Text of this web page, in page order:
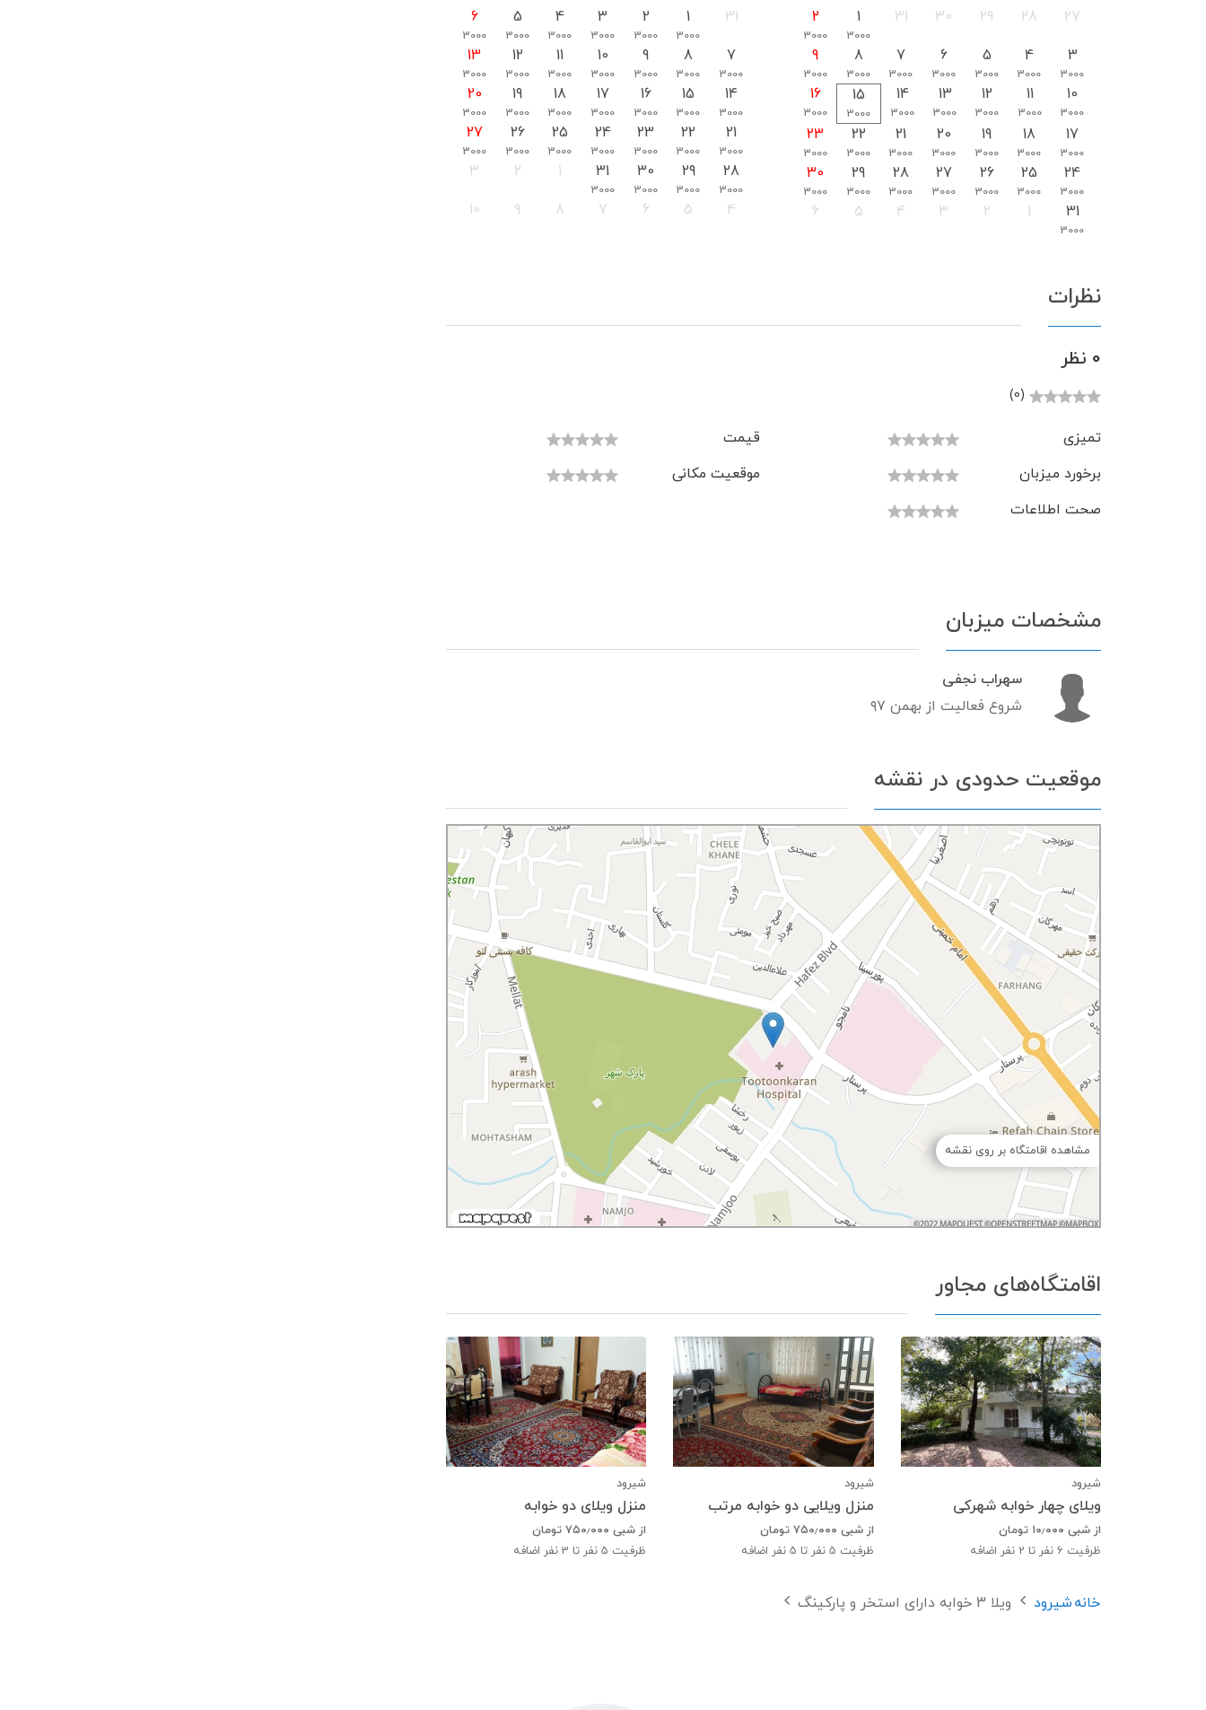
27
28
29
30
31
1
3000
2
3000
3
3000
4
3000
5
3000
6
3000
7
3000
8
3000
9
3000
10
3000
11
3000
12
3000
13
3000
14
3000
15
3000
16
3000
17
3000
18
3000
19
3000
20
3000
21
3000
22
3000
23
3000
24
3000
25
3000
26
3000
27
3000
28
3000
29
3000
30
3000
31
3000
1
2
3
4
5
6
31
1
3000
2
3000
3
3000
4
3000
5
3000
6
3000
7
3000
8
3000
9
3000
10
3000
11
3000
12
3000
13
3000
14
3000
15
3000
16
3000
17
3000
18
3000
19
3000
20
3000
21
3000
22
3000
23
3000
24
3000
25
3000
26
3000
27
3000
28
3000
29
3000
30
3000
31
3000
1
2
3
4
5
6
7
8
9
10
نظرات
0 نظر
(0)
تمیزی
برخورد میزبان
صحت اطلاعات
قیمت
موقعیت مکانی
مشخصات میزبان
سهراب نجفی
شروع فعالیت از بهمن ۹۷
موقعیت حدودی در نقشه
مشاهده اقامتگاه بر روی نقشه
اقامتگاه‌های مجاور
شیرود
ویلای چهار خوابه شهرکی
از شبی ۱۰٫۰۰۰ تومان
ظرفیت 6 نفر تا 2 نفر اضافه
شیرود
منزل ویلایی دو خوابه مرتب
از شبی ۷۵۰٫۰۰۰ تومان
ظرفیت 5 نفر تا 5 نفر اضافه
شیرود
منزل ویلای دو خوابه
از شبی ۷۵۰٫۰۰۰ تومان
ظرفیت 5نفر تا 3 نفر اضافه
خانهشیرود ویلا 3 خوابه دارای استخر و پارکینگ